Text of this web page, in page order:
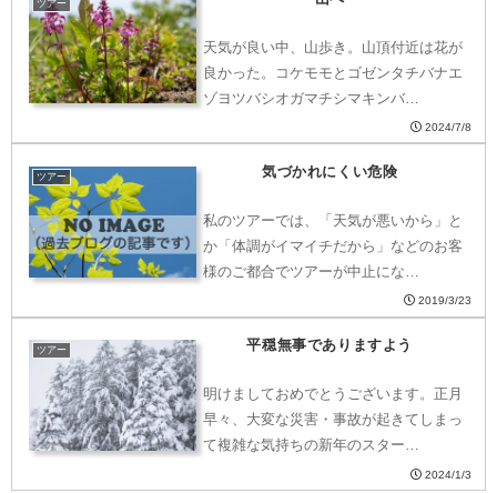
ツアー
天気が良い中、山歩き。山頂付近は花が
良かった。コケモモとゴゼンタチバナエ
ゾヨツバシオガマチシマキンバ…
2024/7/8
ツアー 気づかれにくい危険
私のツアーでは、「天気が悪いから」と
か「体調がイマイチだから」などのお客
様のご都合でツアーが中止にな…
2019/3/23
ツアー 平穏無事でありますよう
明けましておめでとうございます。正月
早々、大変な災害・事故が起きてしまっ
て複雑な気持ちの新年のスター…
2024/1/3